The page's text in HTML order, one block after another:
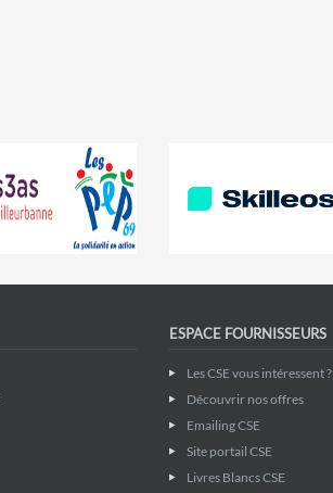
ESPACE FOURNISSEURS
Les CSE vous intéressent ?
Découvrir nos offres
Emailing CSE
Site portail CSE
Livres Blancs CSE